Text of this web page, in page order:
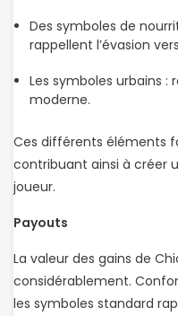
Des symboles de
rappellent l’évasion
Les symboles urbains :
moderne.
Ces différents éléments
contribuant ainsi à créer
joueur.
Payouts
La valeur des gains de
considérablement.
les symboles standard